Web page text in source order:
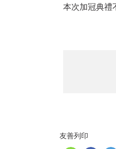
本次加冠典禮
友善列印